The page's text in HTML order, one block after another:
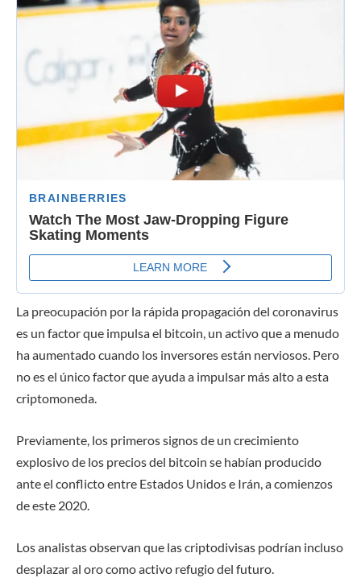
La preocupación por la rápida propagación del coronavirus
es un factor que impulsa el bitcoin, un activo que a menudo
ha aumentado cuando los inversores están nerviosos. Pero
no es el único factor que ayuda a impulsar más alto a esta
criptomoneda.
Previamente, los primeros signos de un crecimiento
explosivo de los precios del bitcoin se habían producido
ante el conflicto entre Estados Unidos e Irán, a comienzos
de este 2020.
Los analistas observan que las criptodivisas podrían incluso
desplazar al oro como activo refugio del futuro.